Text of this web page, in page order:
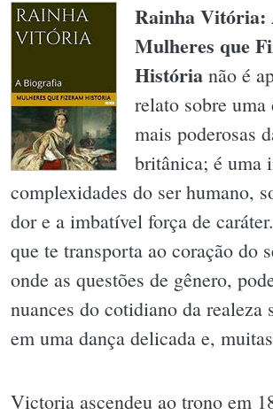
Rainha Vitória:
Mulheres que
História não é
relato sobre uma
mais poderosas
britânica; é uma
complexidades do ser humano,
dor e a imbatível força de
que te transporta ao coração do
onde as questões de gênero,
nuances do cotidiano da realeza
em uma dança delicada e,
Victoria ascendeu ao trono em